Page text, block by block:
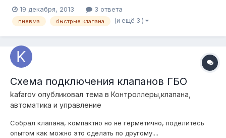
19 декабря, 2013 3 ответа
пневма быстрые клапана (и ещё 3 )
Схема подключения клапанов ГБО
kafarov опубликовал тема в Контроллеры,клапана,
автоматика и управление
Собрал клапана, компактно но не герметично, поделитесь
опытом как можно это сделать по другому....